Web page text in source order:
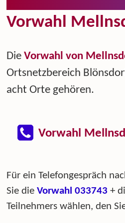
Vorwahl
DieVorwahl von
Ortsnetzbereich
acht Orte gehören.
Vorwahl
Für ein Telefongespräch
Sie dieVorwahl 033743 +
Teilnehmers wählen, den